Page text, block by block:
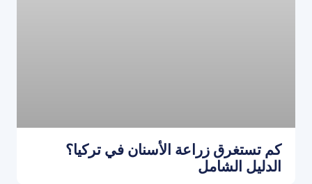
كم تستغرق زراعة الأسنان في تركيا؟
الدليل الشامل